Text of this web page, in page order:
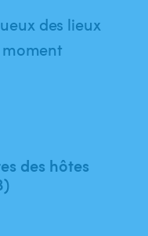
des lieux
des hôtes